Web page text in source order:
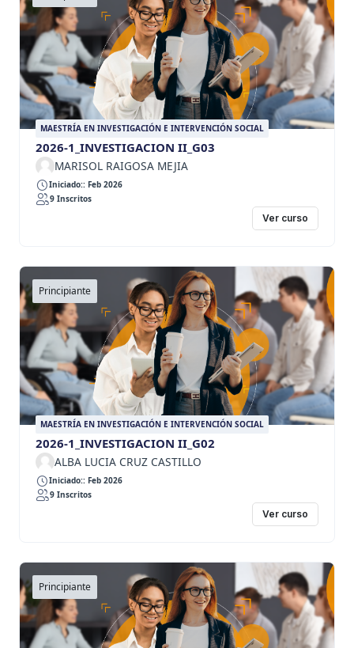
MAESTRÍA EN INVESTIGACIÓN E INTERVENCIÓN SOCIAL
2026-1_INVESTIGACION II_G03
MARISOL RAIGOSA MEJIA
Iniciado:: Feb 2026
9 Inscritos
Ver curso
Principiante
MAESTRÍA EN INVESTIGACIÓN E INTERVENCIÓN SOCIAL
2026-1_INVESTIGACION II_G02
ALBA LUCIA CRUZ CASTILLO
Iniciado:: Feb 2026
9 Inscritos
Ver curso
Principiante